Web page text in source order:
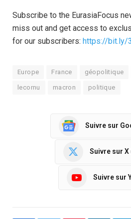
Subscribe to the EurasiaFocus
miss out and get access to
for our subscribers: https://bit.ly/
Europe France géopolitique
lecornu macron politique
Suivre sur
Suivre sur
Suivre sur